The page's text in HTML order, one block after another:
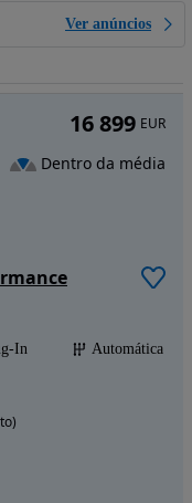
Ver anúncios
In
Automática
16 899 EUR
Dentro da média